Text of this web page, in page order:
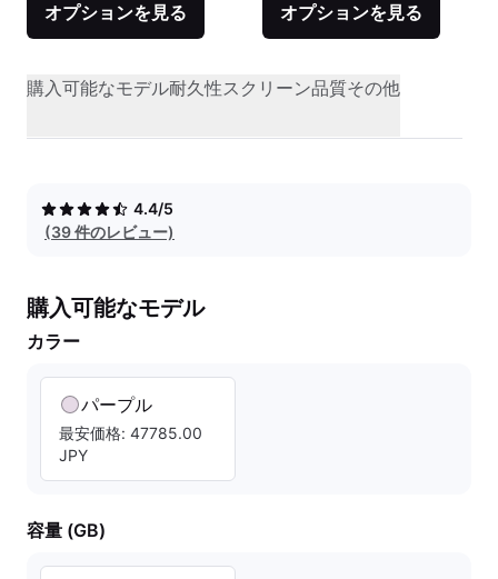
オプションを見る オプションを見る
購入可能なモデル耐久性スクリーン品質その他
4.4/5
(39 件のレビュー)
購入可能なモデル
カラー
パープル
最安価格: 47785.00
JPY
容量 (GB)